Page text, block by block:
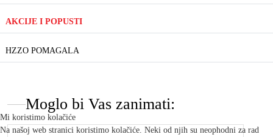
AKCIJE I POPUSTI
HZZO POMAGALA
Moglo bi Vas zanimati:
Mi koristimo kolačiće
Na našoj web stranici koristimo kolačiće. Neki od njih su neophodni za rad